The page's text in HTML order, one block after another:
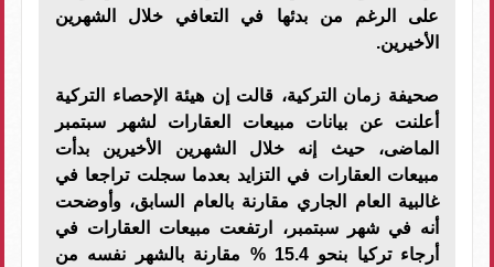
على الرغم من بدئها في التعافي خلال الشهرين
الأخيرين.
صحيفة زمان التركية، قالت إن هيئة الإحصاء التركية
أعلنت عن بيانات مبيعات العقارات لشهر سبتمبر
الماضى، حيث إنه خلال الشهرين الأخيرين بدأت
مبيعات العقارات في التزايد بعدما سجلت تراجعا في
غالبية العام الجاري مقارنة بالعام السابق، وأوضحت
أنه في شهر سبتمبر، ارتفعت مبيعات العقارات في
أرجاء تركيا بنحو 15.4 % مقارنة بالشهر نفسه من